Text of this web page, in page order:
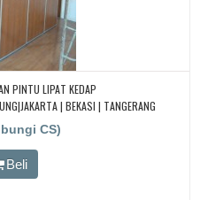
PINTU LIPAT KEDAP
| BEKASI | TANGERANG
CS)
Beli